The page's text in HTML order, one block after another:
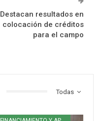
Destacan resultados en
colocación de créditos
para el campo
Todas